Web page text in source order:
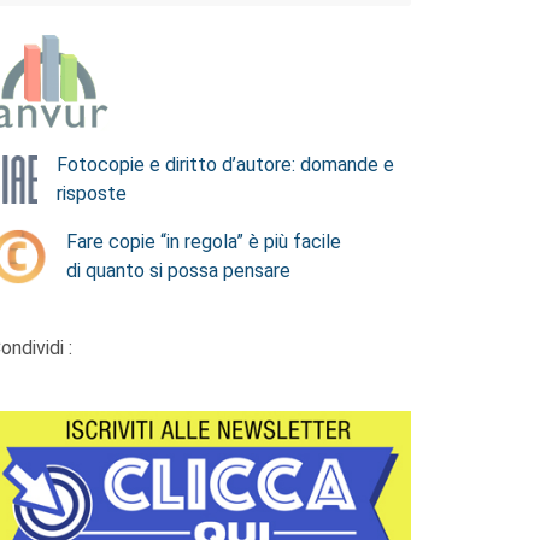
Fotocopie e diritto d’autore: domande e
risposte
Fare copie “in regola” è più facile
di quanto si possa pensare
: